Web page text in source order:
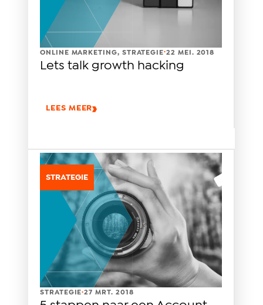
ONLINE MARKETING, STRATEGIE.22 MEI. 2018
Lets talk growth hacking
LEES MEER
STRATEGIE
STRATEGIE.27 MRT. 2018